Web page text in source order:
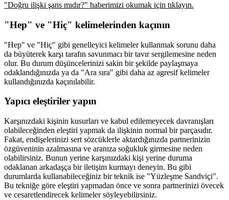
"Doğru ilişki şans mıdır?" haberimizi okumak için tıklayın.
"Hep" ve "Hiç" kelimelerinden kaçının
"Hep" ve "Hiç" gibi genelleyici kelimeler kullanmak sorunu daha
da büyüterek karşı tarafın savunmacı bir tavır sergilemesine neden
olur. Bu durum düşüncelerinizi sakin bir şekilde paylaşmaya
odaklandığınızda ya da "Ara sıra" gibi daha az agresif kelimeler
kullandığınızda kaçınılabilir.
Yapıcı eleştiriler yapın
Karşınızdaki kişinin kusurları ve kabul edilemeyecek davranışları
olabileceğinden eleştiri yapmak da ilişkinin normal bir parçasıdır.
Fakat, endişelerinizi sert sözcüklerle aktardığınızda partnerinizin
özgüveninin azalmasına ve aranıza soğukluk girmesine neden
olabilirsiniz. Bunun yerine karşınızdaki kişi yerine duruma
odaklanan arkadaşça bir iletişim kurmayı deneyin. Bu gibi
durumlarda kullanabileceğiniz bir teknik ise "Yüzleşme Sandviçi".
Bu tekniğe göre eleştiri yapmadan önce ve sonra partnerinizi övecek
ve cesaretlendirecek kelimeler söyleyebilirsiniz.